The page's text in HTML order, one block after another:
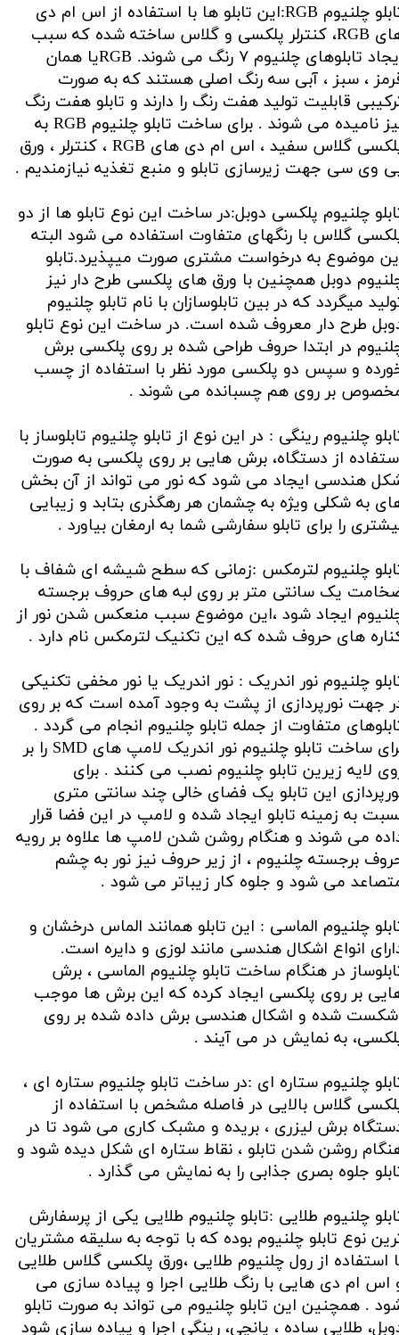
تابلو چلنیوم RGB:این تابلو ها با استفاده از اس ام دی
های RGB، کنترلر پلکسی و گلاس ساخته شده که سبب
ایجاد تابلوهای چلنیوم ۷ رنگ می شوند. RGBیا همان
، سبز ، آبی سه رنگ اصلی هستند که به صورت
قابلیت تولید هفت رنگ را دارند و تابلو هفت رنگ
نیز نامیده می شوند . برای ساخت تابلو چلنیوم RGB به
پلکسی گلاس سفید ، اس ام دی های RGB ، کنترلر ، ورق
وی سی جهت زیرسازی تابلو و منبع تغذیه نیازمندیم .
چلنیوم پلکسی دوبل:در ساخت این نوع تابلو ها از دو
گلاس با رنگهای متفاوت استفاده می شود البته
موضوع به درخواست مشتری صورت میپذیرد.تابلو
دوبل همچنین با ورق های پلکسی طرح دار نیز
میگردد که در بین تابلوسازان با نام تابلو چلنیوم
طرح دار معروف شده است. در ساخت این نوع تابلو
در ابتدا حروف طراحی شده بر روی پلکسی برش
و سپس دو پلکسی مورد نظر با استفاده از چسب
بر روی هم چسبانده می شوند .
چلنیوم رینگی : در این نوع از تابلو چلنیوم تابلوساز با
از دستگاه، برش هایی بر روی پلکسی به صورت
هندسی ایجاد می شود که نور می تواند از آن بخش
به شکلی ویژه به چشمان هر رهگذری بتابد و زیبایی
را برای تابلو سفارشی شما به ارمغان بیاورد .
چلنیوم لترمکس :زمانی که سطح شیشه ای شفاف با
یک سانتی متر بر روی لبه های حروف برجسته
ایجاد شود ،این موضوع سبب منعکس شدن نور از
های حروف شده که این تکنیک لترمکس نام دارد .
چلنیوم نور اندریک : نور اندریک یا نور مخفی تکنیکی
جهت نورپردازی از پشت به وجود آمده است که بر روی
متفاوت از جمله تابلو چلنیوم انجام می گردد .
برای ساخت تابلو چلنیوم نور اندریک لامپ های SMD را بر
لایه زیرین تابلو چلنیوم نصب می کنند . برای
این تابلو یک فضای خالی چند سانتی متری
به زمینه تابلو ایجاد شده و لامپ در این فضا قرار
می شوند و هنگام روشن شدن لامپ ها علاوه بر رویه
برجسته چلنیوم ، از زیر حروف نیز نور به چشم
می شود و جلوه کار زیباتر می شود .
چلنیوم الماسی : این تابلو همانند الماس درخشان و
انواع اشکال هندسی مانند لوزی و دایره است.
در هنگام ساخت تابلو چلنیوم الماسی ، برش
بر روی پلکسی ایجاد کرده که این برش ها موجب
شده و اشکال هندسی برش داده شده بر روی
به نمایش در می آیند .
چلنیوم ستاره ای :در ساخت تابلو چلنیوم ستاره ای ،
گلاس بالایی در فاصله مشخص با استفاده از
برش لیزری ، بریده و مشبک کاری می شود تا در
روشن شدن تابلو ، نقاط ستاره ای شکل دیده شود و
جلوه بصری جذابی را به نمایش می گذارد .
چلنیوم طلایی :تابلو چلنیوم طلایی یکی از پرسفارش
نوع تابلو چلنیوم بوده که با توجه به سلیقه مشتریان
استفاده از رول چلنیوم طلایی ،ورق پلکسی گلاس طلایی
اس ام دی هایی با رنگ طلایی اجرا و پیاده سازی می
. همچنین این تابلو چلنیوم می تواند به صورت تابلو
طلایی ساده ، پانچی، رینگی اجرا و پیاده سازی شود